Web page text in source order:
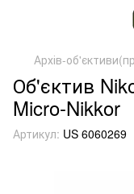
Архів-
Об'єктив
Micro-Nikkor
Артикул: US 6060269